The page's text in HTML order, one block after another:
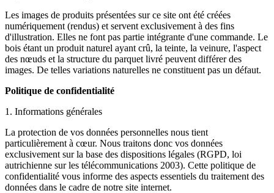
Les images de produits présentées sur ce site ont été créées
numériquement (rendus) et servent exclusivement à des fins
d'illustration. Elles ne font pas partie intégrante d'une commande. Le
bois étant un produit naturel ayant crû, la teinte, la veinure, l'aspect
des nœuds et la structure du parquet livré peuvent différer des
images. De telles variations naturelles ne constituent pas un défaut.
Politique de confidentialité
1. Informations générales
La protection de vos données personnelles nous tient
particulièrement à cœur. Nous traitons donc vos données
exclusivement sur la base des dispositions légales (RGPD, loi
autrichienne sur les télécommunications 2003). Cette politique de
confidentialité vous informe des aspects essentiels du traitement des
données dans le cadre de notre site internet.